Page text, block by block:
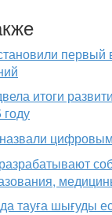
первый
итоги
году
цифровым
тауға шығуды